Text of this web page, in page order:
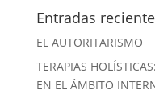
Entradas
EL AUTORITARISMO
TERAPIAS
EN EL ÁMBITO